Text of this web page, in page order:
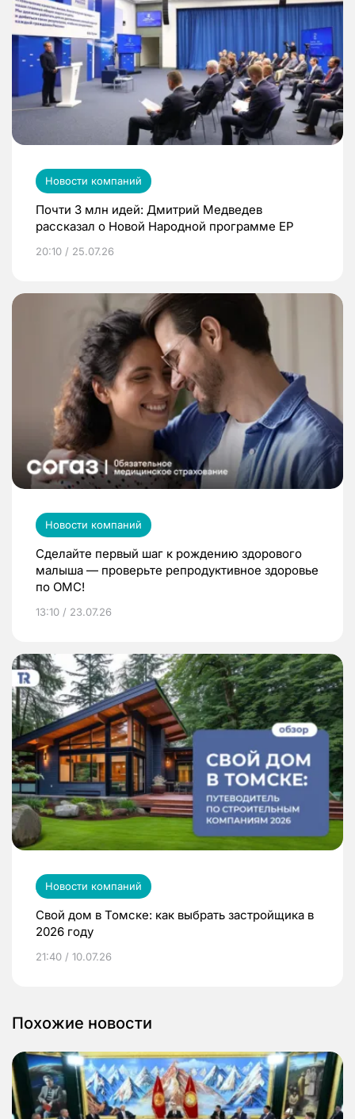
Новости компаний
Почти 3 млн идей: Дмитрий Медведев
рассказал о Новой Народной программе ЕР
20:10 / 25.07.26
Новости компаний
Сделайте первый шаг к рождению здорового
малыша — проверьте репродуктивное здоровье
по ОМС!
13:10 / 23.07.26
Новости компаний
Свой дом в Томске: как выбрать застройщика в
2026 году
21:40 / 10.07.26
Похожие новости